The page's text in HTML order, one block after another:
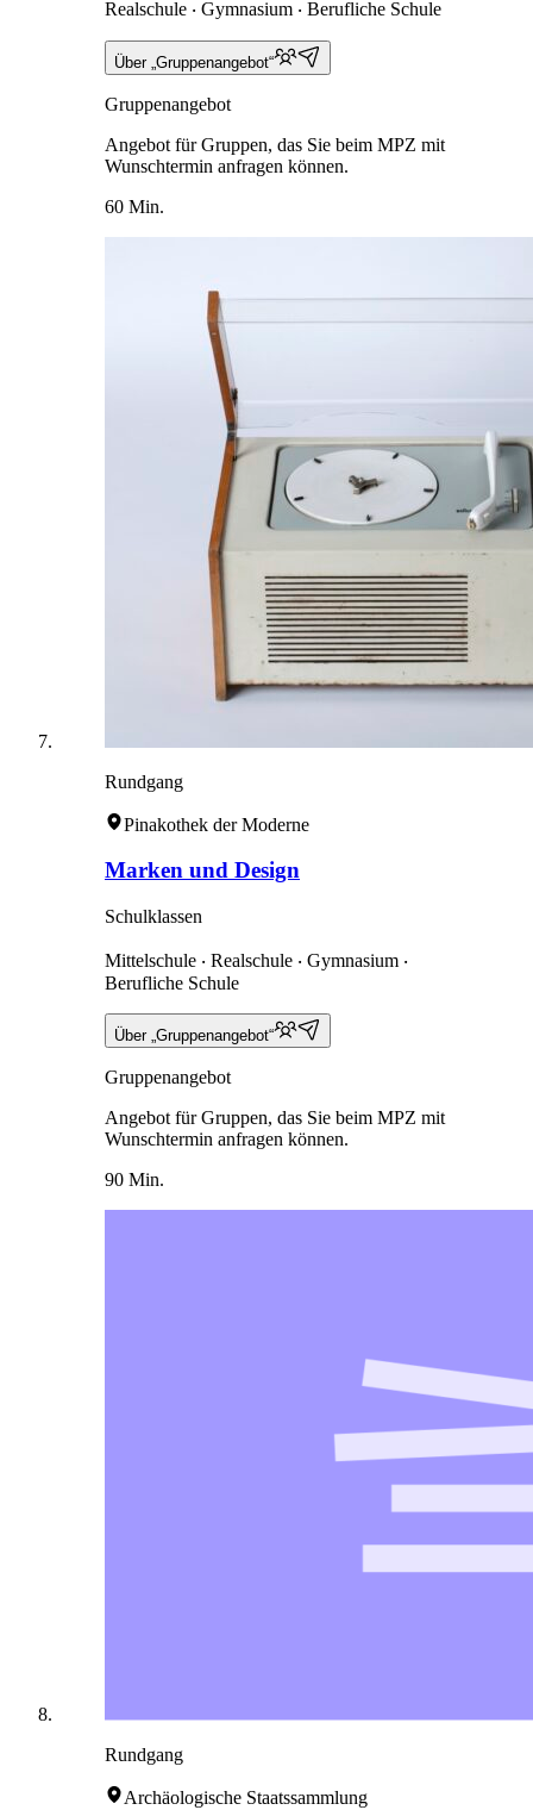
Realschule ‧ Gymnasium ‧ Berufliche Schule
Über „Gruppenangebot“
Gruppenangebot
Angebot für Gruppen, das Sie beim MPZ mit
Wunschtermin anfragen können.
60 Min.
Rundgang
Pinakothek der Moderne
Marken und Design
Schulklassen
Mittelschule ‧ Realschule ‧ Gymnasium ‧
Berufliche Schule
Über „Gruppenangebot“
Gruppenangebot
Angebot für Gruppen, das Sie beim MPZ mit
Wunschtermin anfragen können.
90 Min.
Rundgang
Archäologische Staatssammlung